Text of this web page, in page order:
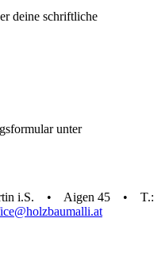
deine schriftliche
unter
i.S. • Aigen 45 • T.: